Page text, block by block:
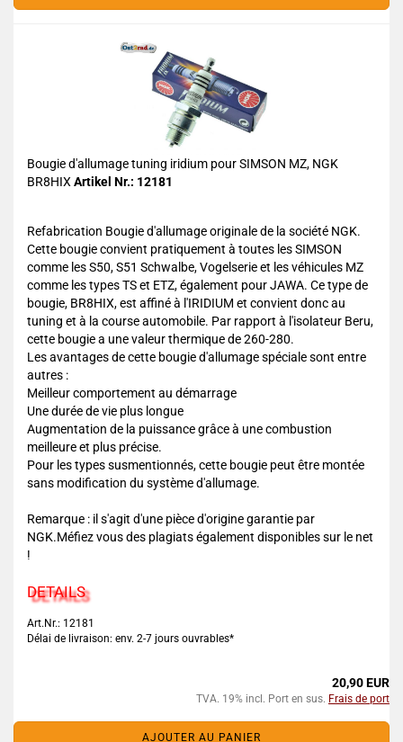
Bougie d'allumage tuning iridium pour SIMSON MZ, NGK
BR8HIX Artikel Nr.: 12181
Refabrication Bougie d'allumage originale de la société NGK.
Cette bougie convient pratiquement à toutes les SIMSON
comme les S50, S51 Schwalbe, Vogelserie et les véhicules MZ
comme les types TS et ETZ, également pour JAWA. Ce type de
bougie, BR8HIX, est affiné à l'IRIDIUM et convient donc au
tuning et à la course automobile. Par rapport à l'isolateur Beru,
cette bougie a une valeur thermique de 260-280.
Les avantages de cette bougie d'allumage spéciale sont entre
autres :
Meilleur comportement au démarrage
Une durée de vie plus longue
Augmentation de la puissance grâce à une combustion
meilleure et plus précise.
Pour les types susmentionnés, cette bougie peut être montée
sans modification du système d'allumage.
Remarque : il s'agit d'une pièce d'origine garantie par
NGK.Méfiez vous des plagiats également disponibles sur le net
!
DETAILS
Art.Nr.: 12181
Délai de livraison: env. 2-7 jours ouvrables*
20,90 EUR
TVA. 19% incl. Port en sus. Frais de port
AJOUTER AU PANIER